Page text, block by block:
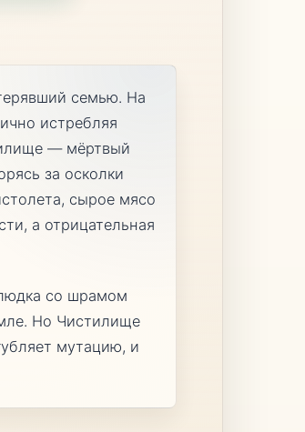
семью. На
истребляя
— мёртвый
за осколки
сырое мясо
а отрицательная
со шрамом
Но Чистилище
мутацию, и